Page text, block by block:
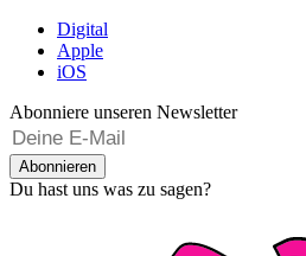
Digital
Apple
iOS
Abonniere unseren Newsletter
Abonnieren
Du hast uns was zu sagen?